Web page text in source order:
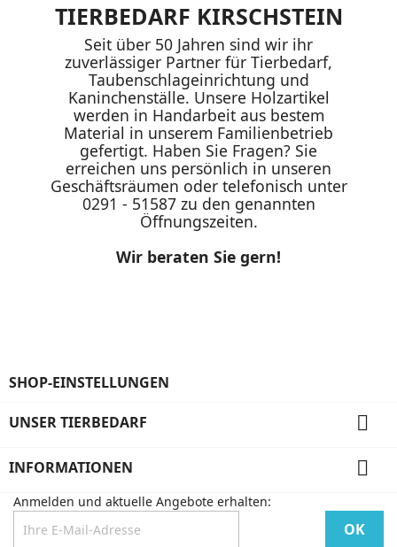
TIERBEDARF KIRSCHSTEIN
Seit über 50 Jahren sind wir ihr
zuverlässiger Partner für Tierbedarf,
Taubenschlageinrichtung und
Kaninchenställe. Unsere Holzartikel
werden in Handarbeit aus bestem
Material in unserem Familienbetrieb
gefertigt. Haben Sie Fragen? Sie
erreichen uns persönlich in unseren
Geschäftsräumen oder telefonisch unter
0291 - 51587 zu den genannten
Öffnungszeiten.
Wir beraten Sie gern!
SHOP-EINSTELLUNGEN
UNSER TIERBEDARF 
INFORMATIONEN 
Anmelden und aktuelle Angebote erhalten: